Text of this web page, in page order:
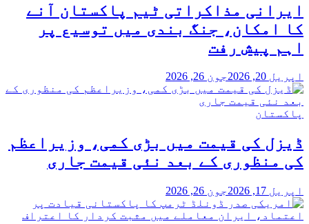
ایرانی مذاکراتی ٹیم پاکستان آنے
کا امکان، جنگ بندی میں توسیع پر
اہم پیش رفت
اپریل 20, 2026 جون 26, 2026
پاکستان
ڈیزل کی قیمت میں بڑی کمی، وزیراعظم
کی منظوری کے بعد نئی قیمت جاری
اپریل 17, 2026 جون 26, 2026